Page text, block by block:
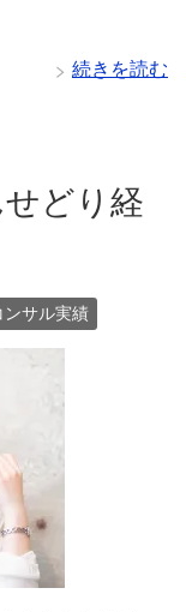
続きを読む
どり経
ンサル実績